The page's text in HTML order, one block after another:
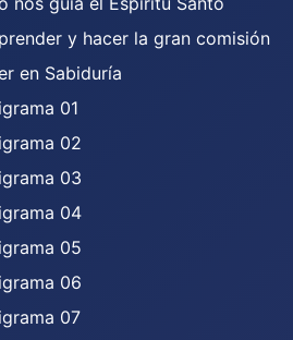
y hacer la gran comisión
en Sabiduría
01
02
03
04
05
06
07